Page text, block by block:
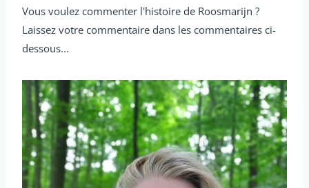
Vous voulez commenter l'histoire de Roosmarijn ?
Laissez votre commentaire dans les commentaires ci-
dessous...